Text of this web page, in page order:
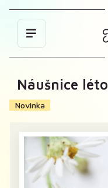
Náušnice léto
Novinka